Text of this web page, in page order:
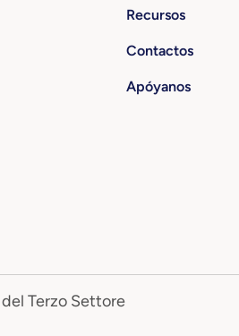
Recursos
Contactos
Apóyanos
Terzo Settore